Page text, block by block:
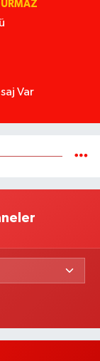
Var